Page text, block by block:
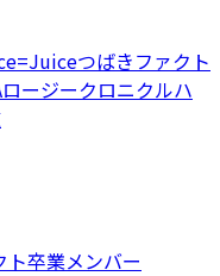
つばきファクト
ロージークロニクルハ
卒業メンバー